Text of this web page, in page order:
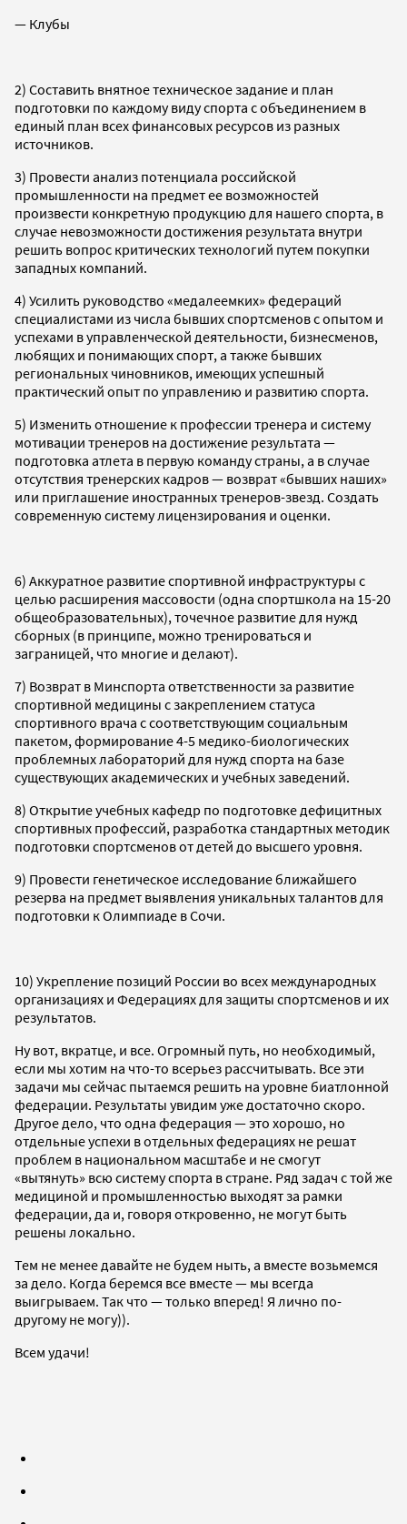
— Клубы
2) Составить внятное техническое задание и план
подготовки по каждому виду спорта с объединением в
единый план всех финансовых ресурсов из разных
источников.
3) Провести анализ потенциала российской
промышленности на предмет ее возможностей
произвести конкретную продукцию для нашего спорта, в
случае невозможности достижения результата внутри
решить вопрос критических технологий путем покупки
западных компаний.
4) Усилить руководство «медалеемких» федераций
специалистами из числа бывших спортсменов с опытом и
успехами в управленческой деятельности, бизнесменов,
любящих и понимающих спорт, а также бывших
региональных чиновников, имеющих успешный
практический опыт по управлению и развитию спорта.
5) Изменить отношение к профессии тренера и систему
мотивации тренеров на достижение результата —
подготовка атлета в первую команду страны, а в случае
отсутствия тренерских кадров — возврат «бывших наших»
или приглашение иностранных тренеров-звезд. Создать
современную систему лицензирования и оценки.
6) Аккуратное развитие спортивной инфраструктуры с
целью расширения массовости (одна спортшкола на 15-20
общеобразовательных), точечное развитие для нужд
сборных (в принципе, можно тренироваться и
заграницей, что многие и делают).
7) Возврат в Минспорта ответственности за развитие
спортивной медицины с закреплением статуса
спортивного врача с соответствующим социальным
пакетом, формирование 4-5 медико-биологических
проблемных лабораторий для нужд спорта на базе
существующих академических и учебных заведений.
8) Открытие учебных кафедр по подготовке дефицитных
спортивных профессий, разработка стандартных методик
подготовки спортсменов от детей до высшего уровня.
9) Провести генетическое исследование ближайшего
резерва на предмет выявления уникальных талантов для
подготовки к Олимпиаде в Сочи.
10) Укрепление позиций России во всех международных
организациях и Федерациях для защиты спортсменов и их
результатов.
Ну вот, вкратце, и все. Огромный путь, но необходимый,
если мы хотим на что-то всерьез рассчитывать. Все эти
задачи мы сейчас пытаемся решить на уровне биатлонной
федерации. Результаты увидим уже достаточно скоро.
Другое дело, что одна федерация — это хорошо, но
отдельные успехи в отдельных федерациях не решат
проблем в национальном масштабе и не смогут
«вытянуть» всю систему спорта в стране. Ряд задач с той же
медициной и промышленностью выходят за рамки
федерации, да и, говоря откровенно, не могут быть
решены локально.
Тем не менее давайте не будем ныть, а вместе возьмемся
за дело. Когда беремся все вместе — мы всегда
выигрываем. Так что — только вперед! Я лично по-
другому не могу)).
Всем удачи!